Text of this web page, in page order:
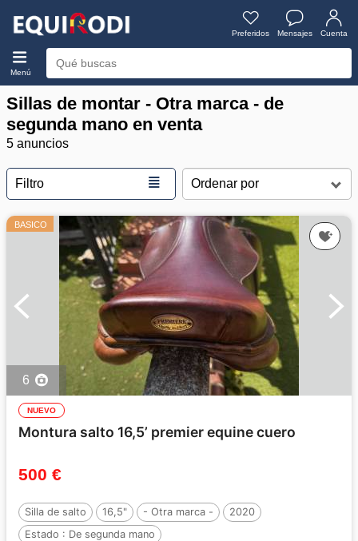
Preferidos Mensajes Cuenta
Menú
Sillas de montar - Otra marca - de
segunda mano en venta
5 anuncios
Filtro ≣
BASICO
6
NUEVO
Montura salto 16,5’ premier equine cuero
500 €
Silla de salto 16,5" - Otra marca -
2020
Estado : De segunda mano